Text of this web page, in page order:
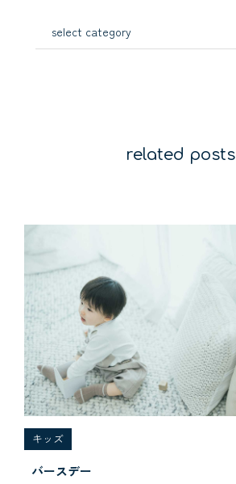
select category
related posts
キッズ
バースデー